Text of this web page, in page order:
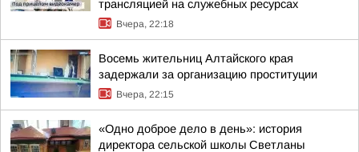
трансляцией на служебных ресурсах
Вчера, 22:18
Восемь жительниц Алтайского края
задержали за организацию проституции
Вчера, 22:15
«Одно доброе дело в день»: история
директора сельской школы Светланы